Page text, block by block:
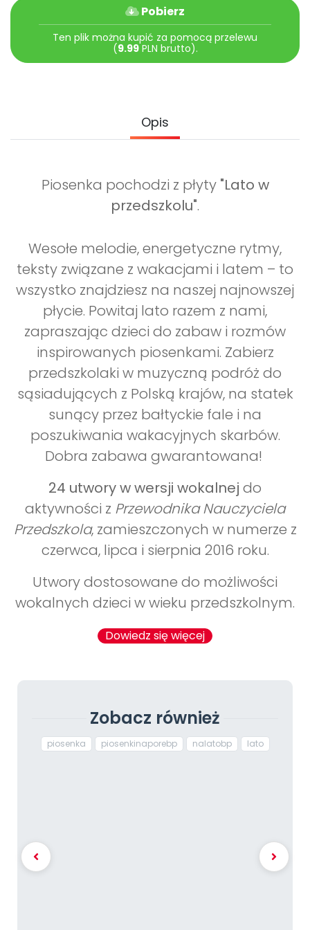
Archiwalne numery
Pomoc
Promocje
Pobierz
Ten plik można kupić za pomocą przelewu
(9.99PLN brutto).
Opis
Piosenka pochodzi z płyty "Lato w
przedszkolu".
Wesołe melodie, energetyczne rytmy,
teksty związane z wakacjami i latem – to
wszystko znajdziesz na naszej najnowszej
płycie. Powitaj lato razem z nami,
zapraszając dzieci do zabaw i rozmów
inspirowanych piosenkami. Zabierz
przedszkolaki w muzyczną podróż do
sąsiadujących z Polską krajów, na statek
sunący przez bałtyckie fale i na
poszukiwania wakacyjnych skarbów.
Dobra zabawa gwarantowana!
24 utwory w wersji wokalnej do
aktywności z Przewodnika Nauczyciela
Przedszkola, zamieszczonych w numerze z
czerwca, lipca i sierpnia 2016 roku.
Utwory dostosowane do możliwości
wokalnych dzieci w wieku przedszkolnym.
Dowiedz się więcej
Zobacz również
piosenka piosenkinaporebp nalatobp lato